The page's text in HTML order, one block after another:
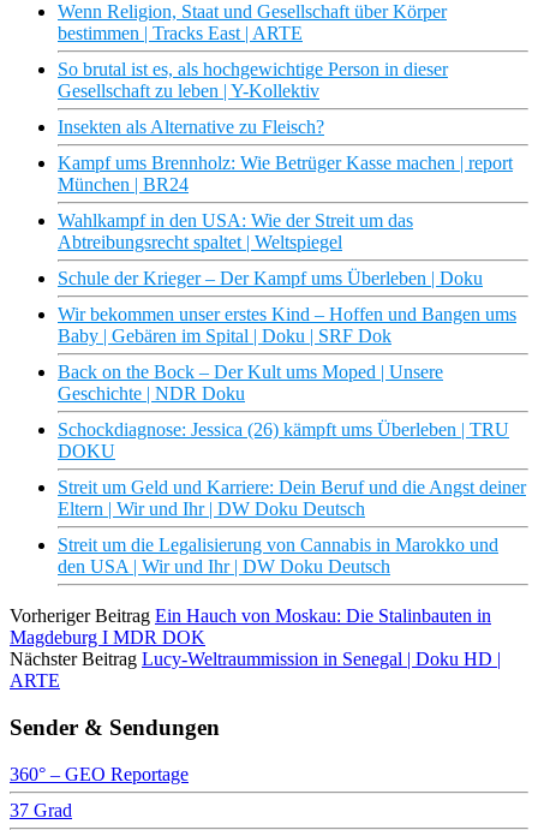
Wenn Religion, Staat und Gesellschaft über Körper
bestimmen | Tracks East | ARTE
So brutal ist es, als hochgewichtige Person in dieser
Gesellschaft zu leben | Y-Kollektiv
Insekten als Alternative zu Fleisch?
Kampf ums Brennholz: Wie Betrüger Kasse machen | report
München | BR24
Wahlkampf in den USA: Wie der Streit um das
Abtreibungsrecht spaltet | Weltspiegel
Schule der Krieger – Der Kampf ums Überleben | Doku
Wir bekommen unser erstes Kind – Hoffen und Bangen ums
Baby | Gebären im Spital | Doku | SRF Dok
Back on the Bock – Der Kult ums Moped | Unsere
Geschichte | NDR Doku
Schockdiagnose: Jessica (26) kämpft ums Überleben | TRU
DOKU
Streit um Geld und Karriere: Dein Beruf und die Angst deiner
Eltern | Wir und Ihr | DW Doku Deutsch
Streit um die Legalisierung von Cannabis in Marokko und
den USA | Wir und Ihr | DW Doku Deutsch
Vorheriger Beitrag Ein Hauch von Moskau: Die Stalinbauten in
Magdeburg I MDR DOK
Nächster Beitrag Lucy-Weltraummission in Senegal | Doku HD |
ARTE
Sender & Sendungen
360° – GEO Reportage
37 Grad